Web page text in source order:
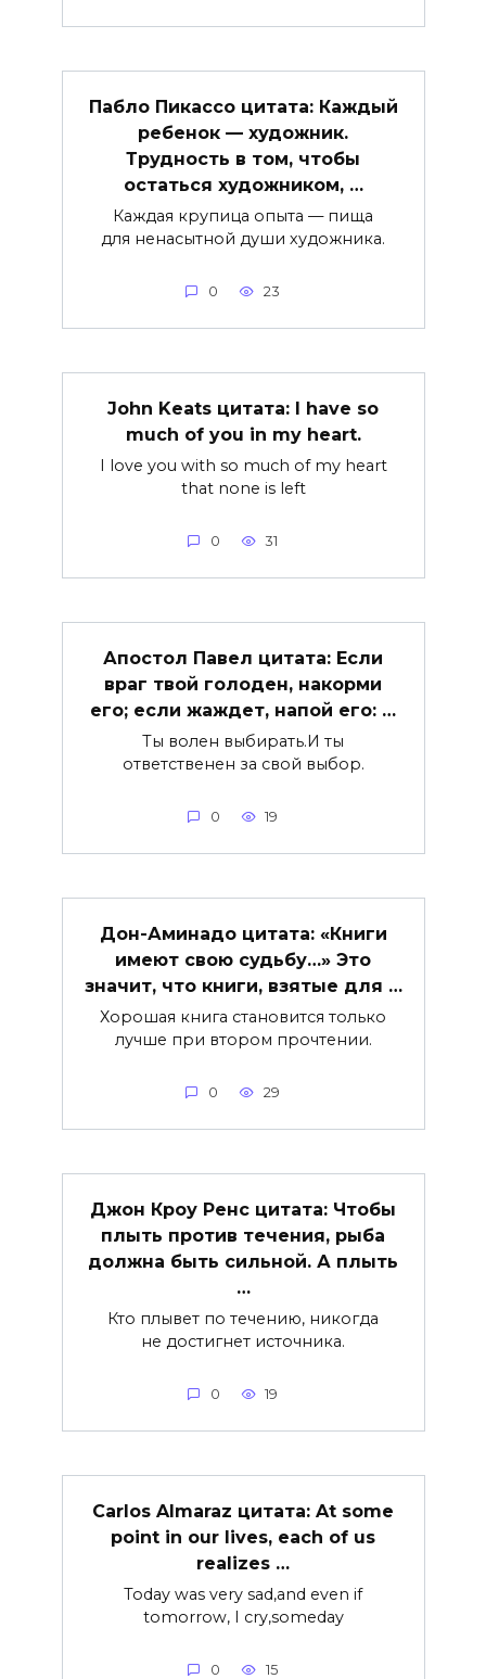
Пабло Пикассо цитата: Каждый
ребенок — художник.
Трудность в том, чтобы
остаться художником, …
Каждая крупица опыта — пища
для ненасытной души художника.
0 23
John Keats цитата: I have so
much of you in my heart.
I love you with so much of my heart
that none is left
0 31
Апостол Павел цитата: Если
враг твой голоден, накорми
его; если жаждет, напой его: …
Ты волен выбирать.И ты
ответственен за свой выбор.
0 19
Дон-Аминадо цитата: «Книги
имеют свою судьбу…» Это
значит, что книги, взятые для …
Хорошая книга становится только
лучше при втором прочтении.
0 29
Джон Кроу Ренс цитата: Чтобы
плыть против течения, рыба
должна быть сильной. А плыть
…
Кто плывет по течению, никогда
не достигнет источника.
0 19
Carlos Almaraz цитата: At some
point in our lives, each of us
realizes …
Today was very sad,and even if
tomorrow, I cry,someday
0 15